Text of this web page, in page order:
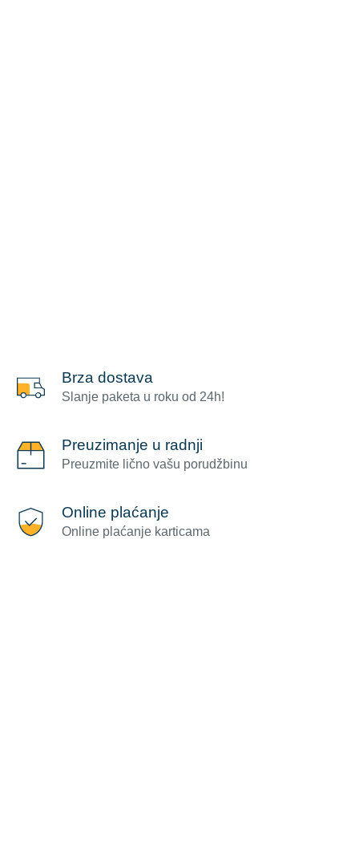
Brza dostava
Slanje paketa u roku od 24h!
Preuzimanje u radnji
Preuzmite lično vašu porudžbinu
Online plaćanje
Online plaćanje karticama